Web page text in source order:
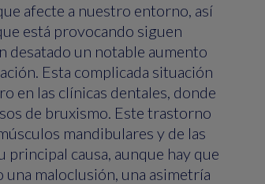
afecte a nuestro entorno, así
está provocando siguen
desatado un notable aumento
Esta complicada situación
en las clínicas dentales, donde
de bruxismo. Este trastorno
mandibulares y de las
principal causa, aunque hay que
maloclusión, una asimetría